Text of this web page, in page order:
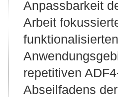
Anpassbarkeit
Arbeit
repetitiven
Abseilfadens